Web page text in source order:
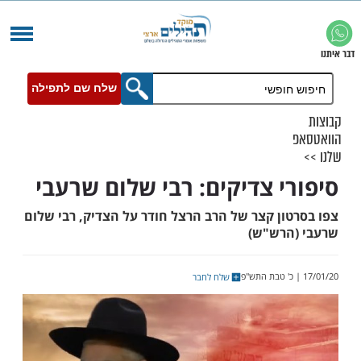
שלח שם לתפילה
צדיקים: רבי שלום שרעבי
קצר של הרב הרצל חודר על הצדיק, רבי שלום
שלח לחבר